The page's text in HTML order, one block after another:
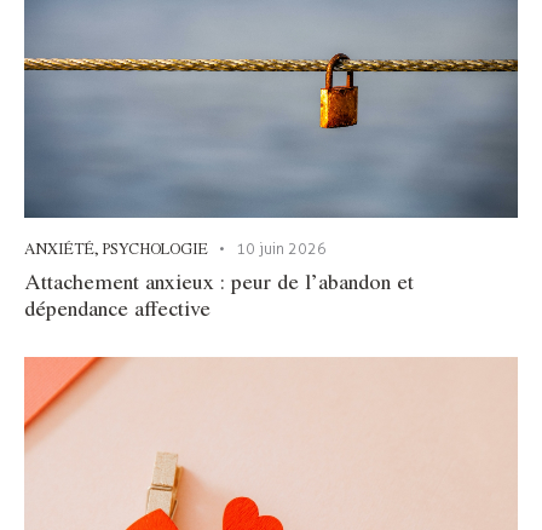
ANXIÉTÉ, PSYCHOLOGIE 10 juin 2026
Attachement anxieux : peur de l’abandon et
dépendance affective